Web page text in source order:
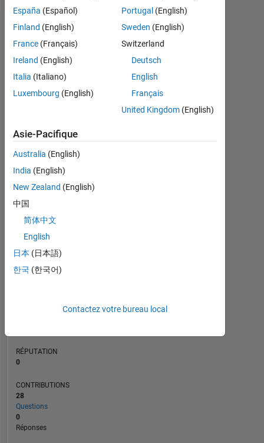
Tableau de bord
Statistiques
MATLAB Answers
CONTRIBUTIONS 4
03/20
11/20
07/21
03/22
11/22
07/23
03/24
11/24
07/25
03/26
01/21
11/21
09/22
05/24
03/25
01/26
RANG
RÉPUTATION
0
CONTRIBUTIONS
28
Questions
0
Réponses
España (Español)
Finland (English)
France (Français)
Ireland (English)
Italia (Italiano)
Luxembourg (English)
Portugal (English)
Sweden (English)
Switzerland
Deutsch
English
Français
United Kingdom(English)
Asie-Pacifique
Australia (English)
India (English)
New Zealand (English)
中国
简体中文
English
日本 (日本語)
한국 (한국어)
Contactez votre bureau local